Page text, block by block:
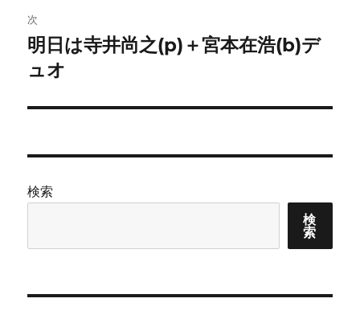
ゲ
ー
ン
次
次
の
稿:
明日は寺井尚之(p)＋宮本在浩(b)デ
ュオ
検索
検
索